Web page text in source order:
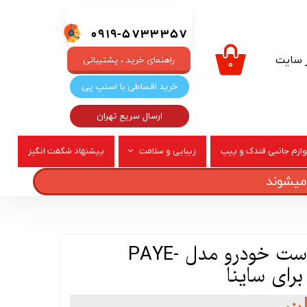
0919-5733357
سایت
جانبی فندک و پیپ زیبایی و سلامت پیشنهاد شگفت انگیز
۰
خرید اقساطی با اسنپ پی
ارسال سریع تهران
راهنمای خرید ، پشتیبانی
پایه آینه جانبی راست خودرو مدل PAYE-